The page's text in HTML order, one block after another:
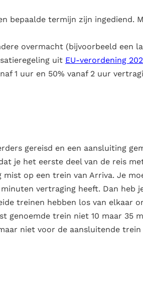
bepaalde termijn zijn ingediend.
overmacht (bijvoorbeeld een
uit EU-verordening
1 uur en 50% vanaf 2 uur
gereisd en een aansluiting
je het eerste deel van de reis
op een trein van Arriva. Je
vertraging heeft. Dan heb
treinen hebben los van elkaar
genoemde trein niet 10 maar 35
niet voor de aansluitende